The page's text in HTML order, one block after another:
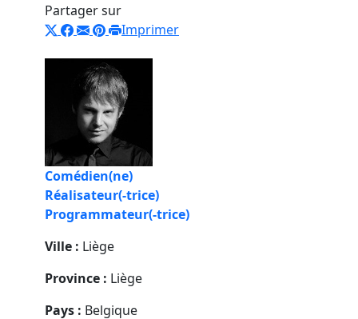
Partager sur
Imprimer
Comédien(ne)
Réalisateur(-trice)
Programmateur(-trice)
Ville : Liège
Province : Liège
Pays : Belgique